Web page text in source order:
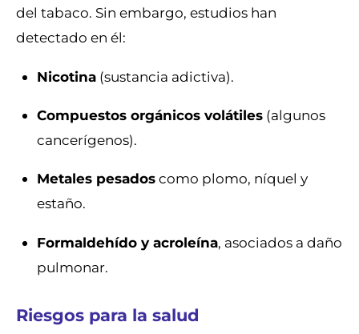
del tabaco. Sin embargo, estudios han
detectado en él:
Nicotina (sustancia adictiva).
Compuestos orgánicos volátiles (algunos
cancerígenos).
Metales pesadoscomo plomo, níquel y
estaño.
Formaldehído y acroleína, asociados a daño
pulmonar.
Riesgos para la salud